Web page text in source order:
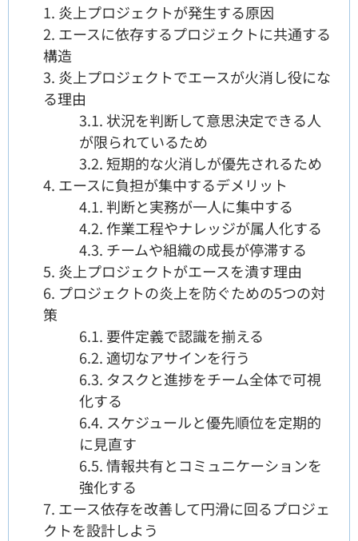
1. 炎上プロジェクトが発生する原因
2. エースに依存するプロジェクトに共通する
構造
3. 炎上プロジェクトでエースが火消し役にな
る理由
3.1.状況を判断して意思決定できる人
が限られているため
3.2.短期的な火消しが優先されるため
4. エースに負担が集中するデメリット
4.1.判断と実務が一人に集中する
4.2.作業工程やナレッジが属人化する
4.3. チームや組織の成長が停滞する
5. 炎上プロジェクトがエースを潰す理由
6. プロジェクトの炎上を防ぐための5つの対
策
6.1.要件定義で認識を揃える
6.2.適切なアサインを行う
6.3. タスクと進捗をチーム全体で可視
化する
6.4. スケジュールと優先順位を定期的
に見直す
6.5.情報共有とコミュニケーションを
強化する
7. エース依存を改善して円滑に回るプロジェ
クトを設計しよう